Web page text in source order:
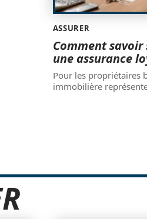
ASSURER
Comment
une assurance
Pour les propriétaires
immobilière